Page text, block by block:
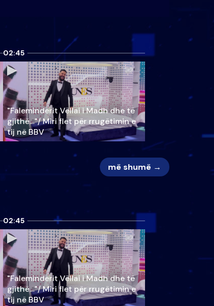
02:45
"Faleminderit Vëllai i Madh dhe të
gjithë…"/ Miri flet për rrugëtimin e
tij në BBV
më shumë →
02:45
"Faleminderit Vëllai i Madh dhe të
gjithë…"/ Miri flet për rrugëtimin e
tij në BBV